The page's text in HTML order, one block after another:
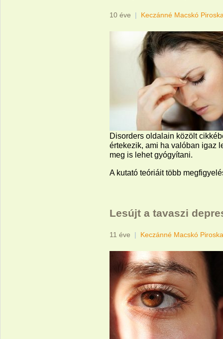
10 éve | Keczánné Macskó
Disorders oldalain közölt
értekezik, ami ha valóban igaz
meg is lehet gyógyítani.
A kutató teóriáit több
Lesújt a tavaszi
11 éve | Keczánné Macskó Piroska